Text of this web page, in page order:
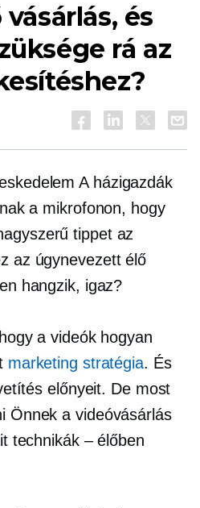
és
rá az
A házigazdák
a mikrofonon, hogy
tippet az
az úgynevezett élő
hangzik, igaz?
a videók hogyan
marketing stratégia. És
előnyeit. De most
Önnek a videóvásárlás
technikák – élőben